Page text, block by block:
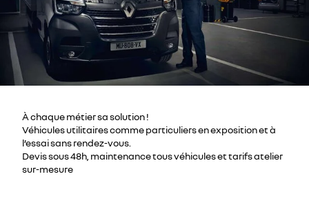
À chaque métier sa solution !
Véhicules utilitaires comme particuliers en exposition et à
l’essai sans rendez-vous.
Devis sous 48h, maintenance tous véhicules et tarifs atelier
sur-mesure